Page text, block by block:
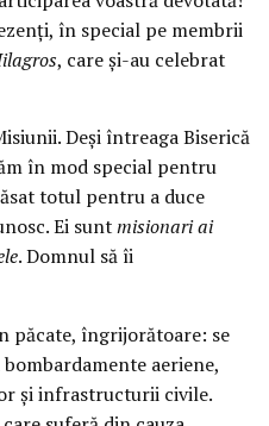
în special pe membrii
, care și-au celebrat
Deși întreaga Biserică
în mod special pentru
totul pentru a duce
Ei suntmisionari ai
. Domnul să îi
păcate, îngrijorătoare: se
aeriene,
și infrastructurii civile.